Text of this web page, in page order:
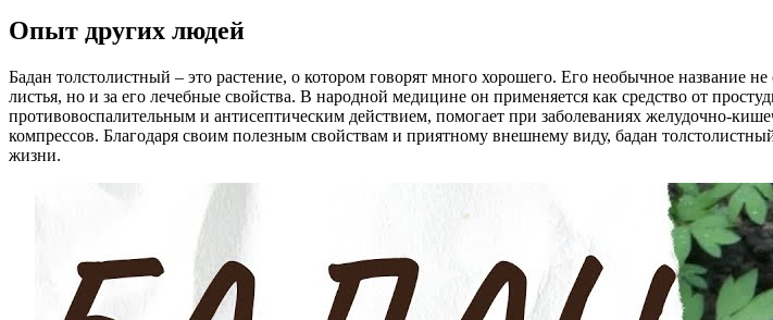
Опыт других людей
Бадан толстолистный – это растение, о котором говорят много хорошего. Его необычное название
листья, но и за его лечебные свойства. В народной медицине он применяется как средство от
противовоспалительным и антисептическим действием, помогает при заболеваниях желудочно-
компрессов. Благодаря своим полезным свойствам и приятному внешнему виду, бадан
жизни.